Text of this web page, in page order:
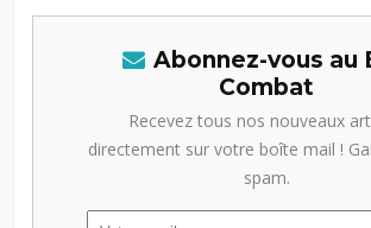
Abonnez-vous au
Combat
Recevez tous nos nouveaux
directement sur votre boîte mail !
spam.